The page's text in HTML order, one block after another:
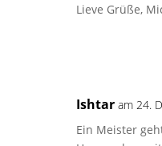
Lieve Grüße,
Ishtar am 24.
Ein Meister